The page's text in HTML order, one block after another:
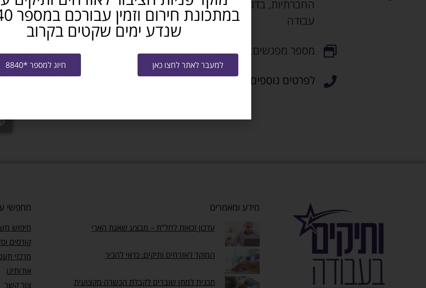
החברתיות, בדגש על פייסבוק וכיצד נשתמש בו לנטוורקינג ולמציאת
עבודה
מספר מפגשים: 1
לפרטים נוספים ניתן ליצור קשר גם בטלפון 3149*
מידע ומאמרים
עדכון זכאות לחל”ת – מבצע שאגת הארי
המוקד לאזרחים ותיקים: כדאי להכיר
תכנית למתן שוברים לקבלת הכשרה מקצועית
מחפשי
חיפוש
קורסים
מרכזי
אודותינו
צור קשר
שנדע ימים שקטים בקרוב
למעבר לאתר לחצו כאן חיוג למספר *8840